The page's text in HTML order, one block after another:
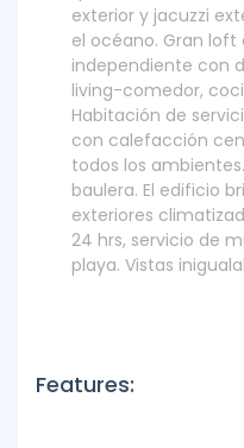
exterior y jacuzzi
el océano. Gran
independiente con
living-comedor,
Habitación de
con calefacción
todos los
baulera. El edificio
exteriores
24 hrs, servicio de
playa. Vistas
Features: